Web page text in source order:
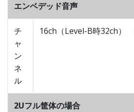
エンベデッド音声
チ
ャ
ン
ネ
ル
16ch（Level-B時32ch
2Uフル筐体の場合